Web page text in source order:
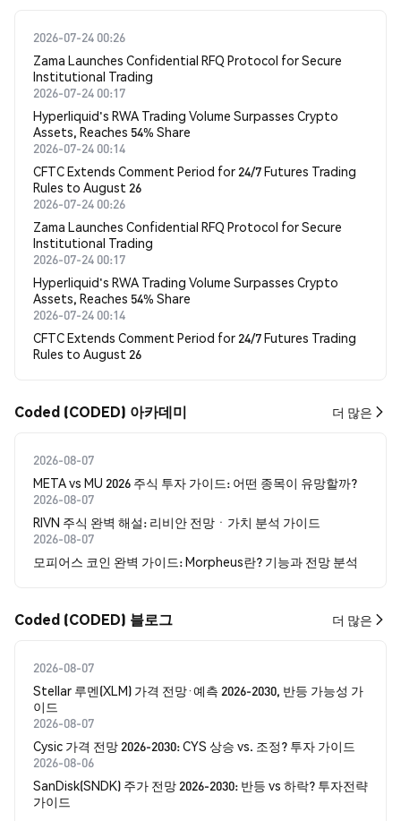
2026-07-24 00:26
Zama Launches Confidential RFQ Protocol for Secure
Institutional Trading
2026-07-24 00:17
Hyperliquid's RWA Trading Volume Surpasses Crypto
Assets, Reaches 54% Share
2026-07-24 00:14
CFTC Extends Comment Period for 24/7 Futures Trading
Rules to August 26
2026-07-24 00:26
Zama Launches Confidential RFQ Protocol for Secure
Institutional Trading
2026-07-24 00:17
Hyperliquid's RWA Trading Volume Surpasses Crypto
Assets, Reaches 54% Share
2026-07-24 00:14
CFTC Extends Comment Period for 24/7 Futures Trading
Rules to August 26
Coded (CODED) 아카데미 더 많은
2026-08-07
META vs MU 2026 주식 투자 가이드: 어떤 종목이 유망할까?
2026-08-07
RIVN 주식 완벽 해설: 리비안 전망ㆍ가치 분석 가이드
2026-08-07
모피어스 코인 완벽 가이드: Morpheus란? 기능과 전망 분석
Coded (CODED) 블로그 더 많은
2026-08-07
Stellar 루멘(XLM) 가격 전망·예측 2026-2030, 반등 가능성 가
이드
2026-08-07
Cysic 가격 전망 2026-2030: CYS 상승 vs. 조정? 투자 가이드
2026-08-06
SanDisk(SNDK) 주가 전망 2026-2030: 반등 vs 하락? 투자전략
가이드